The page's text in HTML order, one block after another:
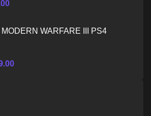
WARFARE III PS4